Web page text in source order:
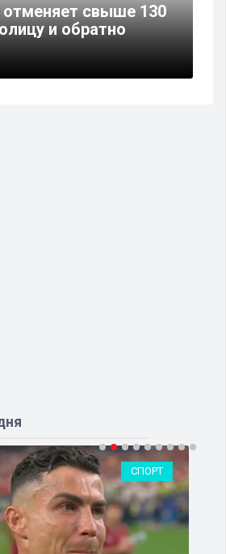
свыше 130
и обратно
СПОРТ